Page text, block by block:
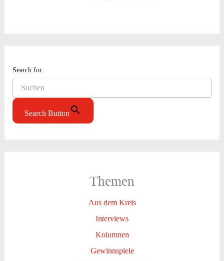
Search for:
Search Button
Themen
Aus dem Kreis
Interviews
Kolumnen
Gewinnspiele